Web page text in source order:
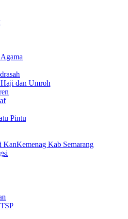
dan Umroh
Pintu
KanKemenag Kab Semarang